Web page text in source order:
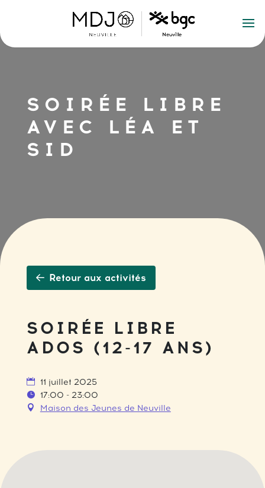
SOIRÉE LIBRE
AVEC LÉA ET
SID
Retour aux activités
SOIRÉE LIBRE
ADOS (12-17 ANS)
11 juillet 2025
17:00 - 23:00
Maison des Jeunes de Neuville